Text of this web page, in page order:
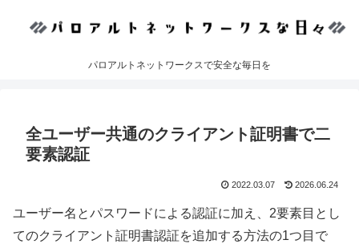
パロアルトネットワークスで安全な毎日を
全ユーザー共通のクライアント証明書で二
要素認証
2022.03.07 2026.06.24
ユーザー名とパスワードによる認証に加え、2要素目とし
てのクライアント証明書認証を追加する方法の1つ目で